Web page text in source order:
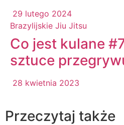
29 lutego 2024
Brazylijskie Jiu Jitsu
Co jest kulane
sztuce
28 kwietnia 2023
Przeczytaj także